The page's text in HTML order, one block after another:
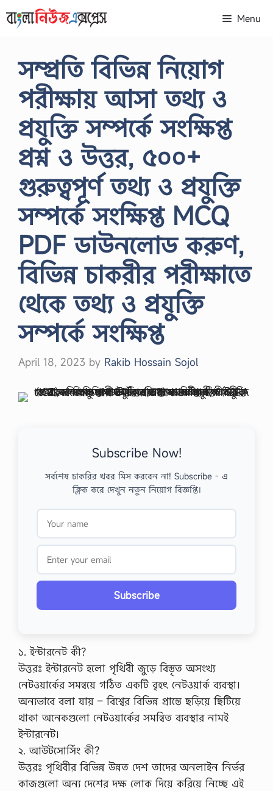
to
Menu
সম্প্রতি বিভিন্ন নিয়োগ
পরীক্ষায় আসা তথ্য ও
প্রযুক্তি সম্পর্কে সংক্ষিপ্ত
প্রশ্ন ও উত্তর, ৫০০+
গুরুত্বপূর্ণ তথ্য ও প্রযুক্তি
সম্পর্কে সংক্ষিপ্ত MCQ
PDF ডাউনলোড করুণ,
বিভিন্ন চাকরীর পরীক্ষাতে
থেকে তথ্য ও প্রযুক্তি
সম্পর্কে সংক্ষিপ্ত
April 18, 2023 by Rakib Hossain Sojol
Subscribe Now!
সর্বশেষ চাকরির খবর মিস করবেন না! Subscribe - এ
ক্লিক করে দেখুন নতুন নিয়োগ বিজ্ঞপ্তি।
Subscribe
১. ইন্টারনেট কী?
উত্তরঃ ইন্টারনেট হলো পৃথিবী জুড়ে বিস্তৃত অসংখ্য
নেটওয়ার্কের সমন্বয়ে গঠিত একটি বৃহৎ নেটওয়ার্ক ব্যবস্থা।
অন্যভাবে বলা যায় – বিশ্বের বিভিন্ন প্রান্তে ছড়িয়ে ছিটিয়ে
থাকা অনেকগুলো নেটওয়ার্কের সমন্বিত ব্যবস্থার নামই
ইন্টারনেট।
২. আউটসোর্সিং কী?
উত্তরঃ পৃথিবীর বিভিন্ন উন্নত দেশ তাদের অনলাইন নির্ভর
কাজগুলো অন্য দেশের দক্ষ লোক দিয়ে করিয়ে নিচ্ছে এই